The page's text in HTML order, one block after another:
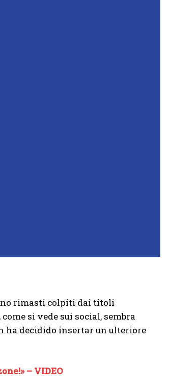
rimasti colpiti dai titoli
si vede sui social, sembra
ha decidido insertar un ulteriore
– VIDEO